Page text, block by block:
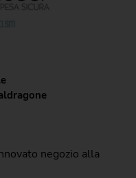
negozio alla